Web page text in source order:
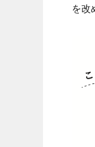
を改